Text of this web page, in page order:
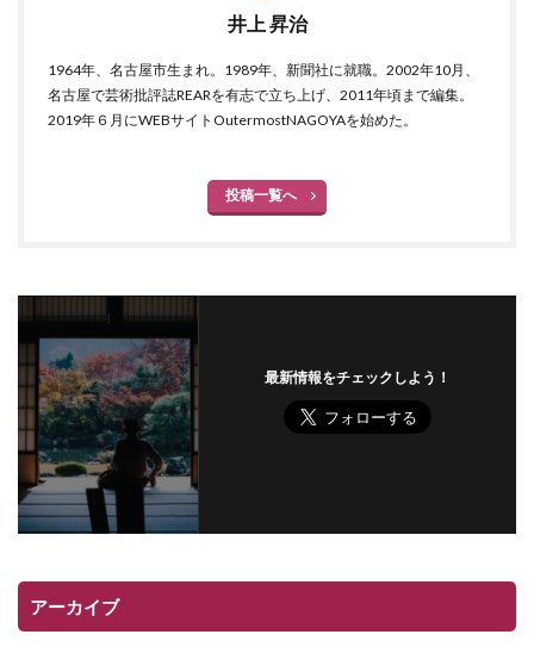
井上 昇治
1964年、名古屋市生まれ。1989年、新聞社に就職。2002年10月、
名古屋で芸術批評誌REARを有志で立ち上げ、2011年頃まで編集。
2019年６月にWEBサイトOutermostNAGOYAを始めた。
投稿一覧へ
最新情報をチェックしよう！
アーカイブ